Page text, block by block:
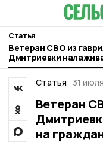
Статья
Ветеран СВО из
Дмитриевки
гражданке
Статья
31
Ветеран
на